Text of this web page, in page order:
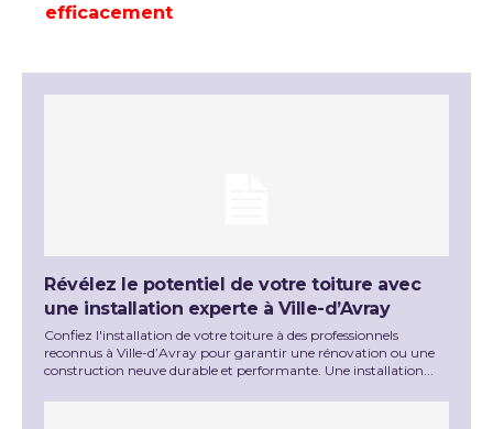
efficacement
Révélez le potentiel de votre toiture avec
une installation experte à Ville-d’Avray
Confiez l'installation de votre toiture à des professionnels
reconnus à Ville-d’Avray pour garantir une rénovation ou une
construction neuve durable et performante. Une installation...